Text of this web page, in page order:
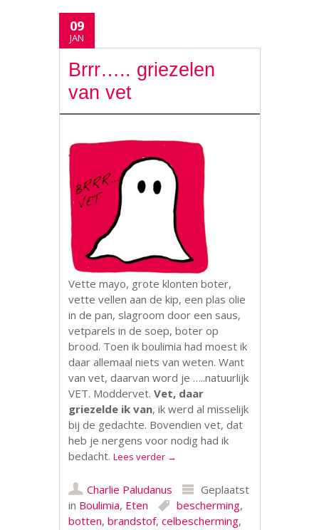
09
JAN
Brrr….. griezelen
van vet
Vette mayo, grote klonten boter,
vette vellen aan de kip, een plas olie
in de pan, slagroom door een saus,
vetparels in de soep, boter op
brood. Toen ik boulimia had moest ik
daar allemaal niets van weten. Want
van vet, daarvan word je …..natuurlijk
VET. Moddervet.Vet, daar
griezelde ik van, ik werd al misselijk
bij de gedachte. Bovendien vet, dat
heb je nergens voor nodig had ik
bedacht.Lees verder →
Charlie Paludanus
Geplaatst
in Boulimia, Eten bescherming,
botten,brandstof,celbescherming,